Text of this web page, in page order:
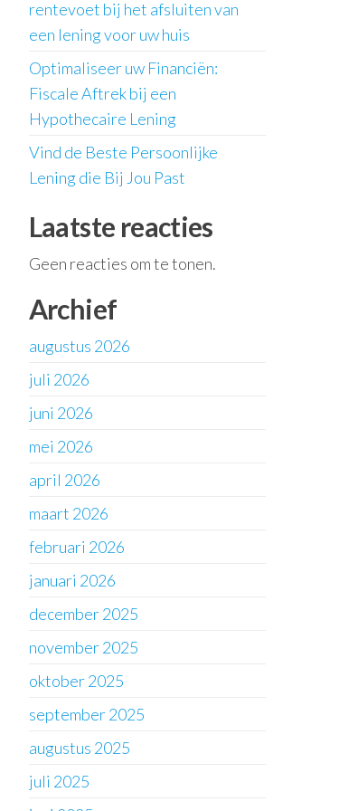
rentevoet bij het afsluiten van
een lening voor uw huis
Optimaliseer uw Financiën:
Fiscale Aftrek bij een
Hypothecaire Lening
Vind de Beste Persoonlijke
Lening die Bij Jou Past
Laatste reacties
Geen reacties om te tonen.
Archief
augustus 2026
juli 2026
juni 2026
mei 2026
april 2026
maart 2026
februari 2026
januari 2026
december 2025
november 2025
oktober 2025
september 2025
augustus 2025
juli 2025